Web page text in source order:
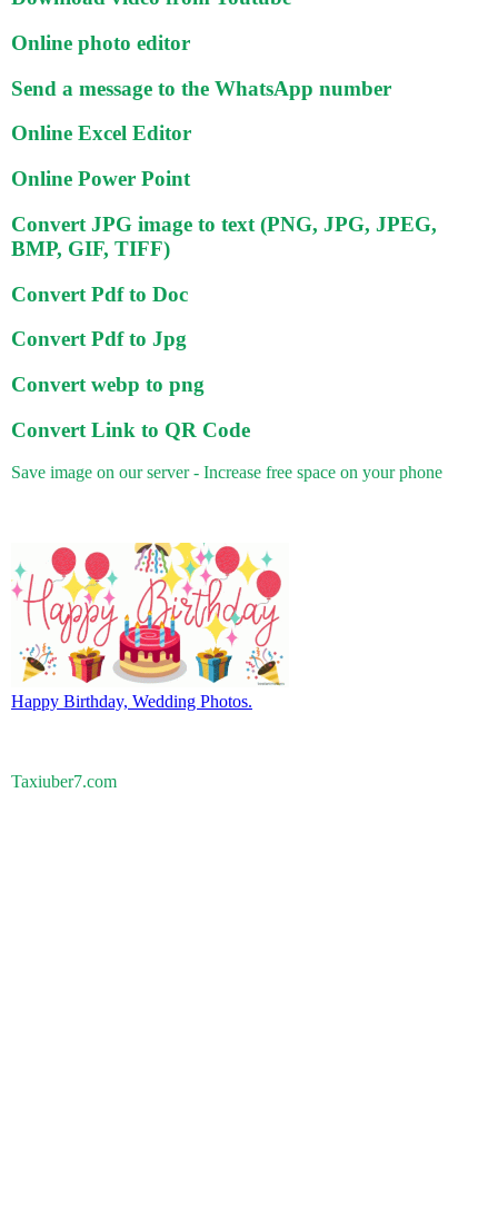
Online photo editor
Send a message to the WhatsApp number
Online Excel Editor
Online Power Point
Convert JPG image to text (PNG, JPG, JPEG,
BMP, GIF, TIFF)
Convert Pdf to Doc
Convert Pdf to Jpg
Convert webp to png
Convert Link to QR Code
Save image on our server - Increase free space on your phone
Happy Birthday, Wedding Photos.
Taxiuber7.com